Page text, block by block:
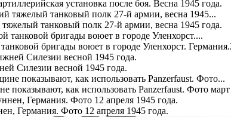
установка после боя. Весна 1945 года.
танковый полк 27-й армии, весна 1945 года.
бригады воюет в городе Уленхорст.
Силезии весной 1945 года.
показывают, как использовать Panzerfaust. Фото март
Германия. Фото 12 апреля 1945 года.